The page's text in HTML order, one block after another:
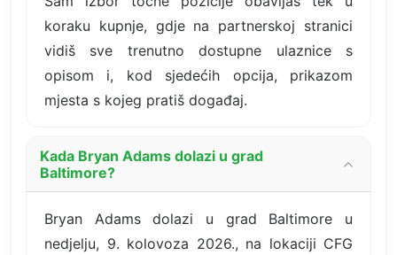
koraku kupnje, gdje na partnerskoj stranici
vidiš sve trenutno dostupne ulaznice s
opisom i, kod sjedećih opcija, prikazom
mjesta s kojeg pratiš događaj.
Kada Bryan Adams dolazi u grad
Baltimore?
Bryan Adams dolazi u grad Baltimore u
nedjelju, 9. kolovoza 2026., na lokaciji CFG